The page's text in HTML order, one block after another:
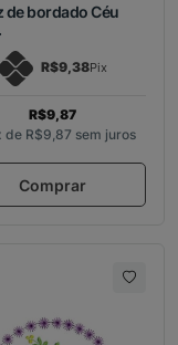
de bordado Céu
R$9,38Pix
R$9,87
de R$9,87 sem juros
Comprar